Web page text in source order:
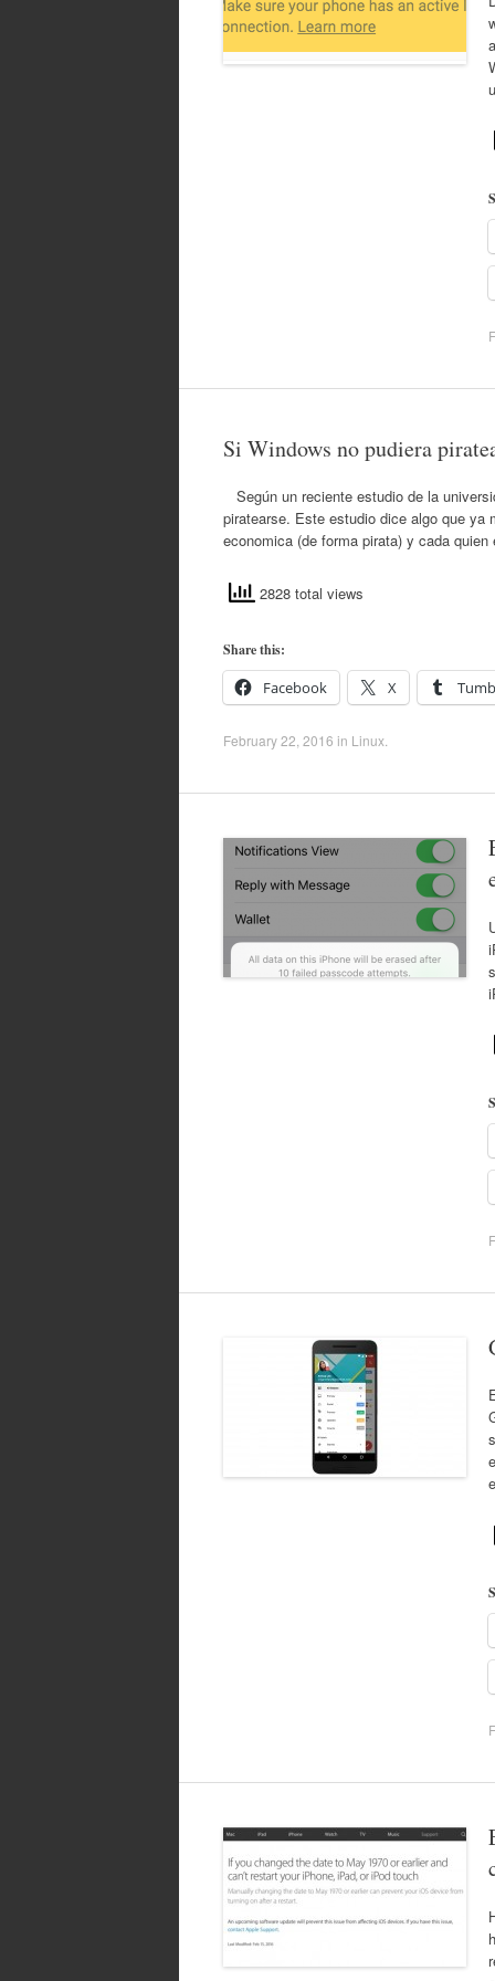
Si Windows no pudiera
Según un reciente estudio de la
piratearse. Este estudio dice algo que ya
economica (de forma pirata) y cada
2828 total views
Share this:
Facebook X
February 22, 2016 in Linux